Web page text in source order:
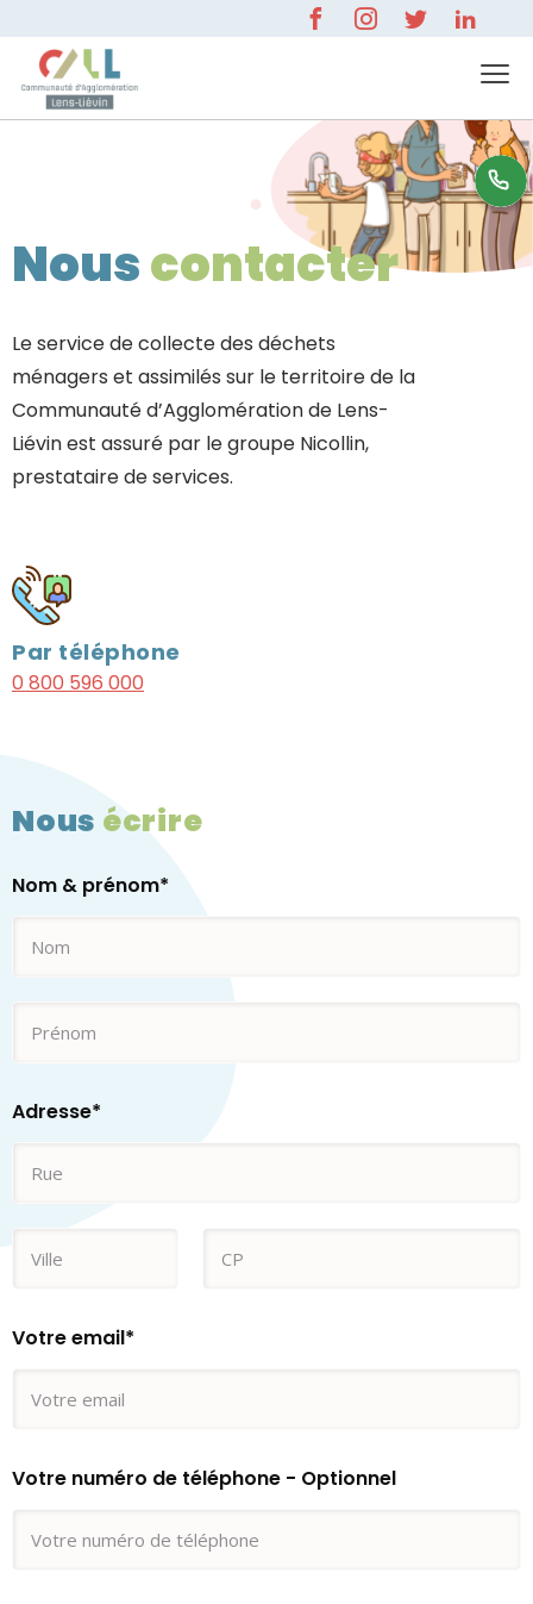
Nouscontacter
Le service de collecte des déchets
ménagers et assimilés sur le territoire de la
Communauté d’Agglomération de Lens-
Liévin est assuré par le groupe Nicollin,
prestataire de services.
Par téléphone
0 800 596 000
Nous écrire
Nom & prénom*
Adresse*
Votre email*
Votre numéro de téléphone - Optionnel
0 800 596 000